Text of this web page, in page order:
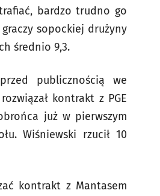
bardzo trudno go
sopockiej drużyny
średnio 9,3.
publicznością we
kontrakt z PGE
już w pierwszym
Wiśniewski rzucił 10
kontrakt z Mantasem